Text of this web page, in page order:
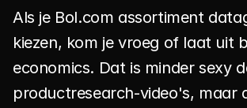
Als je Bol.com assortiment
kiezen, kom je vroeg of laat uit
economics. Dat is minder sexy
productresearch-video's, maar